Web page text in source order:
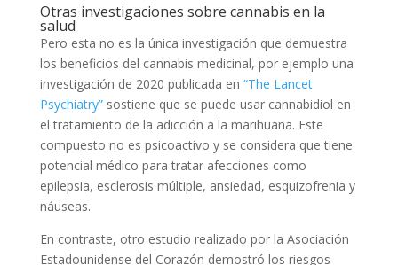
Otras investigaciones sobre cannabis en la
salud
Pero esta no es la única investigación que demuestra
los beneficios del cannabis medicinal, por ejemplo una
investigación de 2020 publicada en “The Lancet
Psychiatry”sostiene que se puede usar cannabidiol en
el tratamiento de la adicción a la marihuana. Este
compuesto no es psicoactivo y se considera que tiene
potencial médico para tratar afecciones como
epilepsia, esclerosis múltiple, ansiedad, esquizofrenia y
náuseas.
En contraste, otro estudio realizado por la Asociación
Estadounidense del Corazón demostró los riesgos